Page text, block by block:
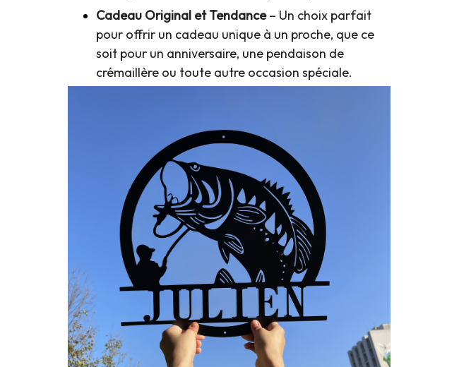
Cadeau Original et Tendance– Un choix parfait
pour offrir un cadeau unique à un proche, que ce
soit pour un anniversaire, une pendaison de
crémaillère ou toute autre occasion spéciale.